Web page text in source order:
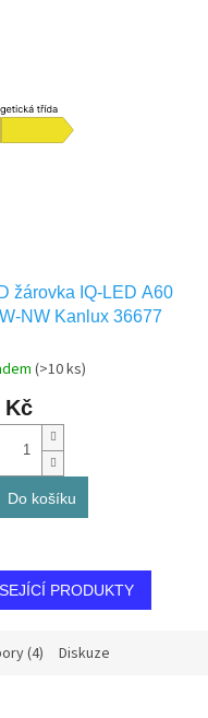
žárovka IQ-LED A60
NW Kanlux 36677
(>10 ks)
Kč
Do košíku
PRODUKTY
(4) Diskuze